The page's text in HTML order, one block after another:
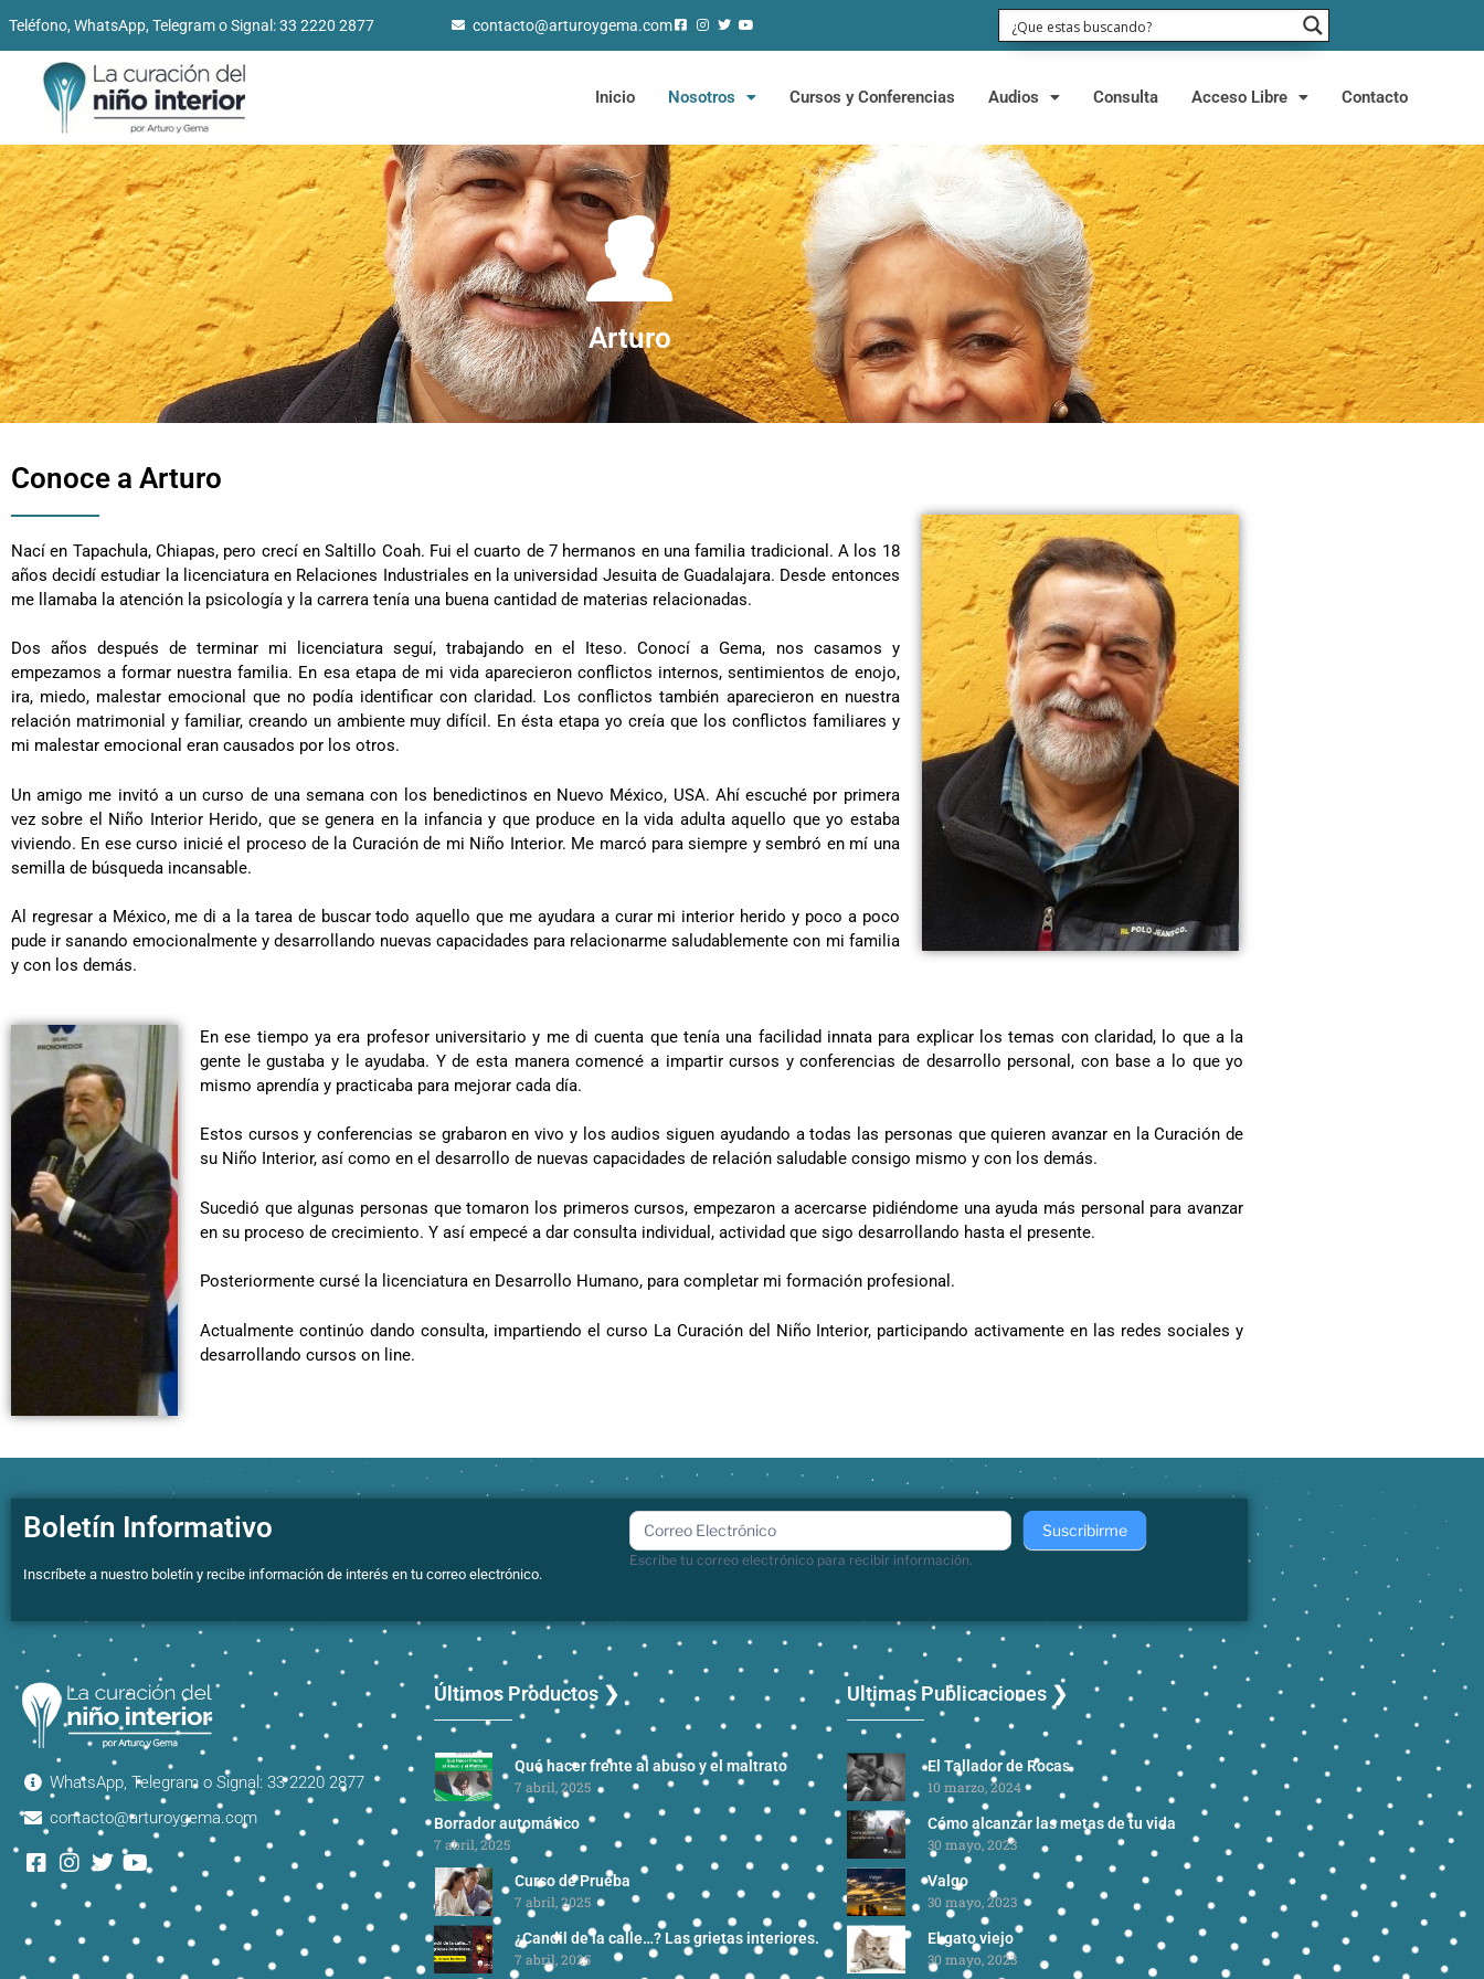
Teléfono, WhatsApp, Telegram o Signal: 33 2220 2877 contacto@arturoygema.com
Inicio Nosotros Cursos y Conferencias Audios Consulta Acceso Libre Contacto
Arturo
Conoce a Arturo
Nací en Tapachula, Chiapas, pero crecí en Saltillo Coah. Fui el cuarto de 7 hermanos en una familia tradicional. A los 18
años decidí estudiar la licenciatura en Relaciones Industriales en la universidad Jesuita de Guadalajara. Desde entonces
me llamaba la atención la psicología y la carrera tenía una buena cantidad de materias relacionadas.
Dos años después de terminar mi licenciatura seguí, trabajando en el Iteso. Conocí a Gema, nos casamos y
empezamos a formar nuestra familia. En esa etapa de mi vida aparecieron conflictos internos, sentimientos de enojo,
ira, miedo, malestar emocional que no podía identificar con claridad. Los conflictos también aparecieron en nuestra
relación matrimonial y familiar, creando un ambiente muy difícil. En ésta etapa yo creía que los conflictos familiares y
mi malestar emocional eran causados por los otros.
Un amigo me invitó a un curso de una semana con los benedictinos en Nuevo México, USA. Ahí escuché por primera
vez sobre el Niño Interior Herido, que se genera en la infancia y que produce en la vida adulta aquello que yo estaba
viviendo. En ese curso inicié el proceso de la Curación de mi Niño Interior. Me marcó para siempre y sembró en mí una
semilla de búsqueda incansable.
Al regresar a México, me di a la tarea de buscar todo aquello que me ayudara a curar mi interior herido y poco a poco
pude ir sanando emocionalmente y desarrollando nuevas capacidades para relacionarme saludablemente con mi familia
y con los demás.
En ese tiempo ya era profesor universitario y me di cuenta que tenía una facilidad innata para explicar los temas con claridad, lo que a la
gente le gustaba y le ayudaba. Y de esta manera comencé a impartir cursos y conferencias de desarrollo personal, con base a lo que yo
mismo aprendía y practicaba para mejorar cada día.
Estos cursos y conferencias se grabaron en vivo y los audios siguen ayudando a todas las personas que quieren avanzar en la Curación de
su Niño Interior, así como en el desarrollo de nuevas capacidades de relación saludable consigo mismo y con los demás.
Sucedió que algunas personas que tomaron los primeros cursos, empezaron a acercarse pidiéndome una ayuda más personal para avanzar
en su proceso de crecimiento. Y así empecé a dar consulta individual, actividad que sigo desarrollando hasta el presente.
Posteriormente cursé la licenciatura en Desarrollo Humano, para completar mi formación profesional.
Actualmente continúo dando consulta, impartiendo el curso La Curación del Niño Interior, participando activamente en las redes sociales y
desarrollando cursos on line.
Boletín Informativo
Inscríbete a nuestro boletín y recibe información de interés en tu correo electrónico.
boletin
Escribe tu correo electrónico para recibir información.
Suscribirme
WhatsApp, Telegram o Signal: 33 2220 2877
contacto@arturoygema.com
Últimos Productos ❯
Qué hacer frente al abuso y el maltrato
7 abril, 2025
Borrador automático
7 abril, 2025
Curso de Prueba
7 abril, 2025
¿Candil de la calle…? Las grietas interiores.
7 abril, 2025
Ultimas Publicaciones ❯
El Tallador de Rocas
10 marzo, 2024
Cómo alcanzar las metas de tu vida
30 mayo, 2023
Valgo
30 mayo, 2023
El gato viejo
30 mayo, 2023